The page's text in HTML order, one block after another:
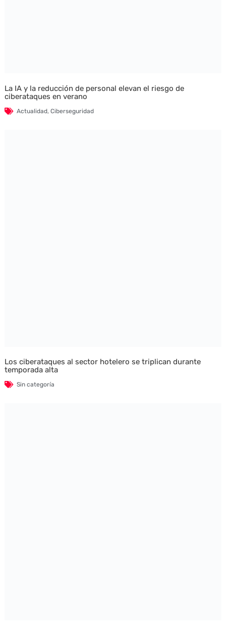
La IA y la reducción de personal elevan el riesgo de
ciberataques en verano
Actualidad, Ciberseguridad
Los ciberataques al sector hotelero se triplican durante
temporada alta
Sin categoría